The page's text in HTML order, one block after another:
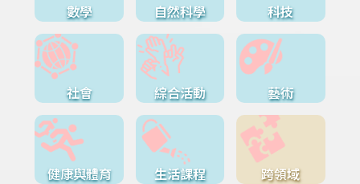
數學 自然科學 科技
社會 綜合活動 藝術
健康與體育 生活課程 跨領域